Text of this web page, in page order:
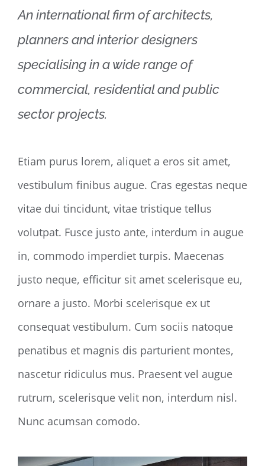
An international firm of architects,
planners and interior designers
specialising in a wide range of
commercial, residential and public
sector projects.
Etiam purus lorem, aliquet a eros sit amet,
vestibulum finibus augue. Cras egestas neque
vitae dui tincidunt, vitae tristique tellus
volutpat. Fusce justo ante, interdum in augue
in, commodo imperdiet turpis. Maecenas
justo neque, efficitur sit amet scelerisque eu,
ornare a justo. Morbi scelerisque ex ut
consequat vestibulum. Cum sociis natoque
penatibus et magnis dis parturient montes,
nascetur ridiculus mus. Praesent vel augue
rutrum, scelerisque velit non, interdum nisl.
Nunc acumsan comodo.